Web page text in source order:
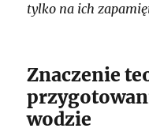
tylko na ich
Znaczenie
wodzie